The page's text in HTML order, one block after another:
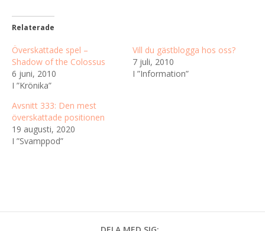
Relaterade
Överskattade spel –
Shadow of the Colossus
6 juni, 2010
I ”Krönika”
Vill du gästblogga hos oss?
7 juli, 2010
I ”Information”
Avsnitt 333: Den mest
överskattade positionen
19 augusti, 2020
I ”Svamppod”